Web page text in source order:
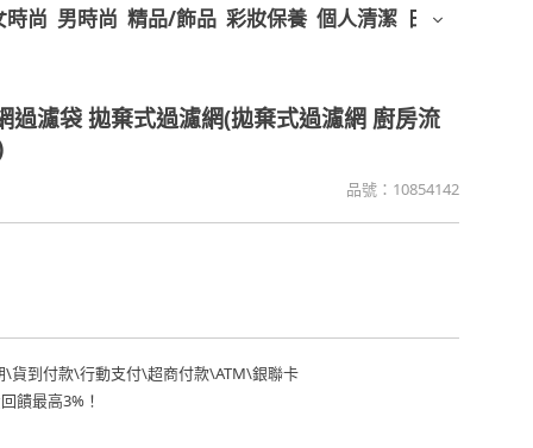
時尚 男時尚 精品/飾品 彩妝保養 個人清潔 日用/紙品
過濾袋 拋棄式過濾網(拋棄式過濾網 廚房流
品號： 10854142
\貨到付款\行動支付\超商付款\ATM\銀聯卡
饋最高3%！